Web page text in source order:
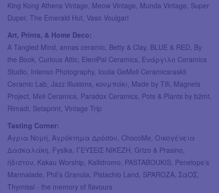
King Kong Athens Vintage, Meow Vintage, Munda Vintage, Super
Duper, The Emerald Hut, Vaso Voulgari
Art, Prints, & Home Deco:
A Tangled Mind, annas ceramic, Betty & Clay, BLUE & RED, By
the Book, Curious Attic, EleniPal Ceramics, Ενάργιλο Ceramics
Studio, Inlenso Photography, Ioulia GeMeli Ceramicsraskli
Ceramic Lab, Jazz Illusions, κουμπάκι, Made by Tifi, Magnets
Project, Meli Ceramics, Paradox Ceramics, Pots & Plants by b2mt,
Rimadi, Setaprint, Vintage Trip
Tasting Corner:
Άγρια Νομή, Αγρόκτημα Δρόσου, ChocoMe, Οικογένεια
Δασκαλάκη, Fysika, ΓΕΥΣΕΙΣ ΝΙΚΕΖΗ, Grizo & Prasino,
ήδιστον, Kakau Worship, Kallidromo, PASTABOUKIS, Penelope’s
Marmalade, Phil’s Granola, Pistachio Land, SPAROZA, ΣάΟΣ,
Thymissi - the memory of flavours